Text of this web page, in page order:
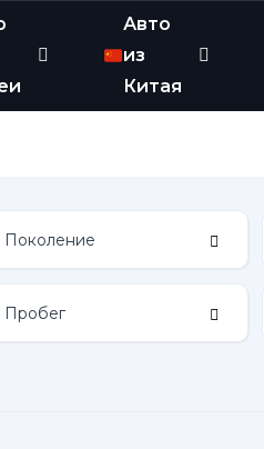
Авто
из
Китая